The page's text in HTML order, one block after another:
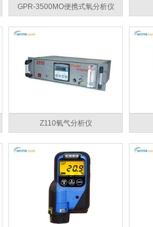
GPR-3500MO便携式氧分析仪
Z110氧气分析仪